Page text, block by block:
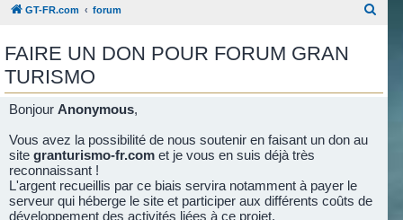
ESPORT BOUTIQUE
GT-FR.com forum
e
FAIRE UN DON POUR FORUM GRAN
TURISMO
Bonjour Anonymous,
Vous avez la possibilité de nous soutenir en faisant un don au
site granturismo-fr.com et je vous en suis déjà très
reconnaissant !
L'argent recueillis par ce biais servira notamment à payer le
serveur qui héberge le site et participer aux différents coûts de
développement des activités liées à ce projet.